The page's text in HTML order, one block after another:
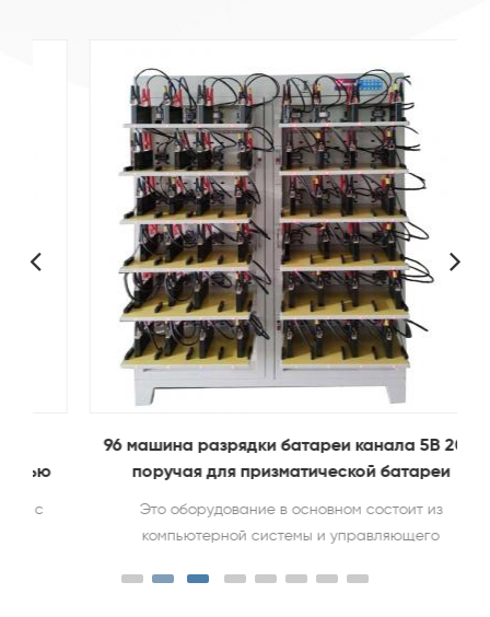
96 машина разрядки батареи канала 5В 20А
поручая для призматической батареи
Это оборудование в основном состоит из
компьютерной системы и управляющего
интерфейса и шкафа обнаружения батарей.